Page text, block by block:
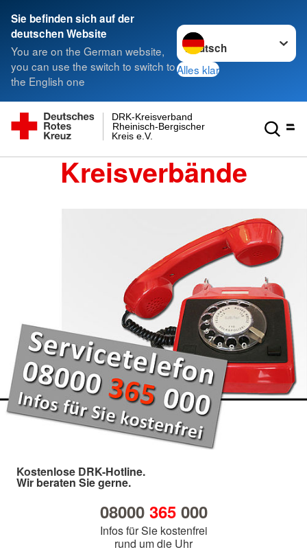
Sie befinden sich auf der
deutschen Website
You are on the German website,
you can use the switch to switch to
the English one
Sprache wechseln zu
Alles klar
Kreis e.V.
Rheinisch-Bergischer
DRK-Kreisverband
Kreisverbände
Kostenlose DRK-Hotline.
Wir beraten Sie gerne.
08000 365000
Infos für Sie kostenfrei
rund um die Uhr